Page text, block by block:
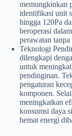
memungkinkan
identifikasi unit
hingga 120Pa
beroperasi
perawatan
Teknologi
dilengkapi
untuk
pendinginan.
pengaturan
komponen.
meningkatkan
konsumsi daya
hemat energi